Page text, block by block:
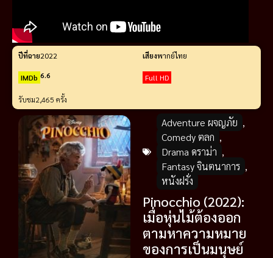
ปีที่ฉาย2022 เสียงพากย์ไทย
IMDb 6.6 Full HD
รับชม2,465 ครั้ง
Adventure ผจญภัย ,
Comedy ตลก ,
Drama ดราม่า ,
Fantasy จินตนาการ ,
หนังฝรั่ง
Pinocchio (2022):
เมื่อหุ่นไม้ต้องออก
ตามหาความหมาย
ของการเป็นมนุษย์